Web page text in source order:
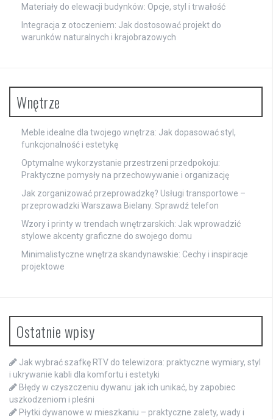
Materiały do elewacji budynków: Opcje, styl i trwałość
Integracja z otoczeniem: Jak dostosować projekt do
warunków naturalnych i krajobrazowych
Wnętrze
Meble idealne dla twojego wnętrza: Jak dopasować styl,
funkcjonalność i estetykę
Optymalne wykorzystanie przestrzeni przedpokoju:
Praktyczne pomysły na przechowywanie i organizację
Jak zorganizować przeprowadzkę? Usługi transportowe –
przeprowadzki Warszawa Bielany. Sprawdź telefon
Wzory i printy w trendach wnętrzarskich: Jak wprowadzić
stylowe akcenty graficzne do swojego domu
Minimalistyczne wnętrza skandynawskie: Cechy i inspiracje
projektowe
Ostatnie wpisy
Jak wybrać szafkę RTV do telewizora: praktyczne wymiary, styl
i ukrywanie kabli dla komfortu i estetyki
Błędy w czyszczeniu dywanu: jak ich unikać, by zapobiec
uszkodzeniom i pleśni
Płytki dywanowe w mieszkaniu – praktyczne zalety, wady i